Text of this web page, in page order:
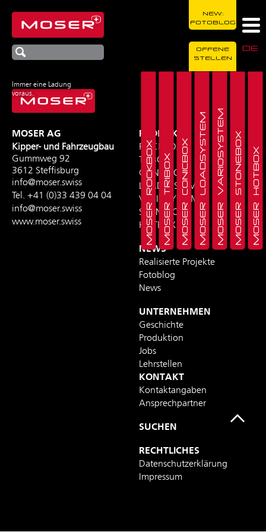
Immer eine Ladung
voraus.
DE
NEW:
FOTOBLOG
OFFENE
STELLEN
MOSER ROCKBOXMOSER TRIBOXMOSER CONICBOXMOSER LOADSYSTEMMOSER VARIOSYSTEMMOSER STONEBOXMOSER HOTBOX
MOSER AG
Kipper- und Fahrzeugbau
Gummweg 92
3612 Steffisburg
info@moser.swiss
Tel. +41 (0)33 439 04 04
info@moser.swiss
www.moser.swiss
PRODUKTE
ROCKBOX
TRIBOX
CONICBOX
LOADSYSTEM
VARIOSYSTEM
STONEBOX
HOTBOX
NEWS
Realisierte Projekte
Fotoblog
News
UNTERNEHMEN
Geschichte
Produktion
Jobs
Lehrstellen
KONTAKT
Kontaktangaben
Ansprechpartner
SUCHEN
RECHTLICHES
Datenschutzerklärung
Impressum